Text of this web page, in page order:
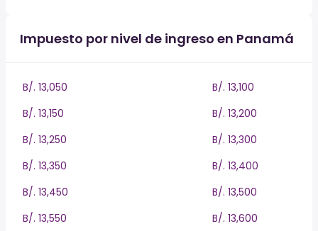
Impuesto por nivel de ingreso en Panamá
B/. 13,050
B/. 13,100
B/. 13,150
B/. 13,200
B/. 13,250
B/. 13,300
B/. 13,350
B/. 13,400
B/. 13,450
B/. 13,500
B/. 13,550
B/. 13,600